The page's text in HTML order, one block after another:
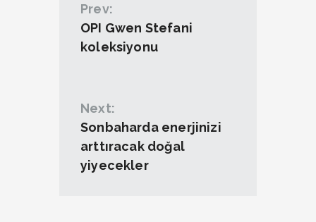
Prev:
OPI Gwen Stefani
koleksiyonu
Next:
Sonbaharda enerjinizi
arttıracak doğal
yiyecekler